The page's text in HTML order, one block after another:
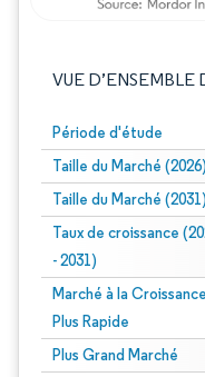
VUE D’ENSEMBLE
Période d'étude
Taille du Marché (2026)
Taille du Marché (2031)
Taux de croissance
- 2031)
Marché à la
Plus Rapide
Plus Grand Marché